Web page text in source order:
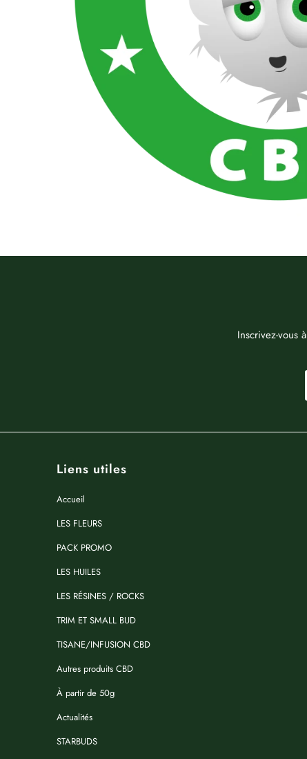
Inscrivez-vous
Liens utiles
Accueil
LES FLEURS
PACK PROMO
LES HUILES
LES RÉSINES / ROCKS
TRIM ET SMALL BUD
TISANE/INFUSION CBD
Autres produits CBD
À partir de 50g
Actualités
STARBUDS